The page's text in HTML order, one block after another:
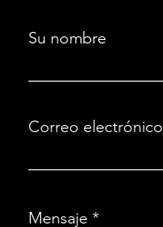
Su nombre
Correo electrónico
Mensaje